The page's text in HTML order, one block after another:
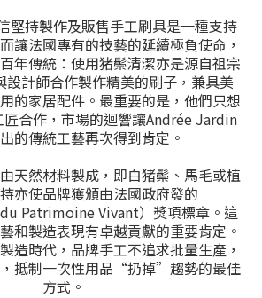
堅持製作及販售手工刷具是一種支持
讓法國專有的技藝的延續極負使命，
年傳統：使用猪鬃清潔亦是源自祖宗
設計師合作製作精美的刷子，兼具美
的家居配件。最重要的是，他們只想
合作，市場的迴響讓Andrée Jardin
的傳統工藝再次得到肯定。
天然材料製成，即白猪鬃、馬毛或植
亦使品牌獲頒由法國政府發的
Patrimoine Vivant）獎項標章。這
和製造表現有卓越貢獻的重要肯定。
造時代，品牌手工不追求批量生產，
抵制一次性用品“扔掉”趨勢的最佳
方式。